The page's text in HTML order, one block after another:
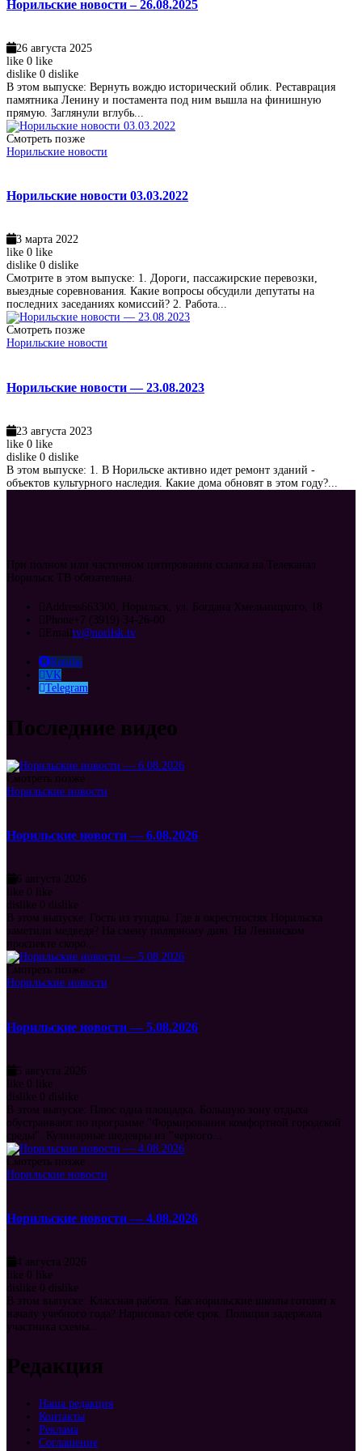
Норильские новости – 26.08.2025
26 августа 2025
like 0 like
dislike 0 dislike
В этом выпуске: Вернуть вождю исторический облик. Реставрация
памятника Ленину и постамента под ним вышла на финишную
прямую. Заглянули вглубь...
Смотреть позже
Норильские новости
Норильские новости 03.03.2022
3 марта 2022
like 0 like
dislike 0 dislike
Смотрите в этом выпуске: 1. Дороги, пассажирские перевозки,
выездные соревнования. Какие вопросы обсудили депутаты на
последних заседаниях комиссий? 2. Работа...
Смотреть позже
Норильские новости
Норильские новости — 23.08.2023
23 августа 2023
like 0 like
dislike 0 dislike
В этом выпуске: 1. В Норильске активно идет ремонт зданий -
объектов культурного наследия. Какие дома обновят в этом году?...
При полном или частичном цитировании ссылка на Телеканал
Норильск ТВ обязательна.
Address663300, Норильск, ул. Богдана Хмельницкого, 18
Phone +7 (3919) 34-26-00
Emailtv@norilsk.tv
Rutube
VK
Telegram
Последние видео
Смотреть позже
Норильские новости
Норильские новости — 6.08.2026
6 августа 2026
like
0
like
dislike
0 dislike
В этом выпуске: Гость из тундры. Где в окрестностях Норильска
заметили медведя? На смену полярному дню. На Ленинском
проспекте скоро...
Смотреть позже
Норильские новости
Норильские новости — 5.08.2026
5 августа 2026
like
0
like
dislike
0 dislike
В этом выпуске: Плюс одна площадка. Большую зону отдыха
обустраивают по программе "Формирования комфортной городской
среды". Кулинарные шедевры из "черного...
Смотреть позже
Норильские новости
Норильские новости — 4.08.2026
4 августа 2026
like
0
like
dislike
0 dislike
В этом выпуске: Классная работа. Как норильские школы готовят к
началу учебного года? Нарисовал себе срок. Полиция задержала
участника схемы...
Редакция
Наша редакция
Контакты
Реклама
Соглашение